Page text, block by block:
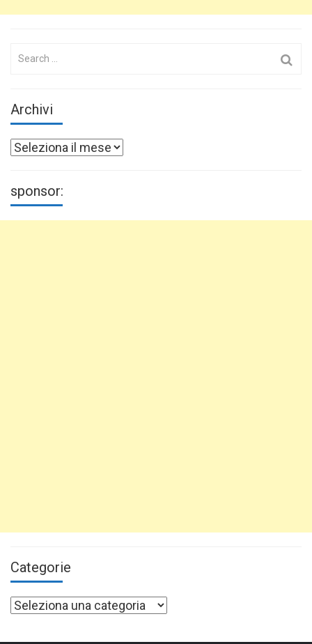
Search
Archivi
Archivi
sponsor:
Categorie
Categorie